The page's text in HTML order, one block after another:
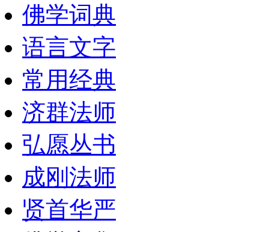
佛学词典
语言文字
常用经典
济群法师
弘愿丛书
成刚法师
贤首华严